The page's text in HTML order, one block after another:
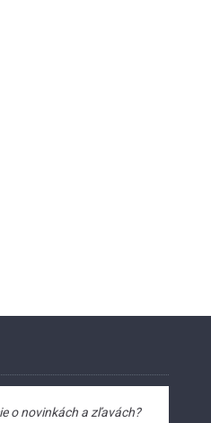
o novinkách a zľavách?